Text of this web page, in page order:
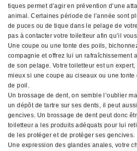
tiques permet d’agir en prévention d’une
animal. Certaines période de l’année sont
de puces ou de tique dans le pelage de
pas à contacter votre toiletteur afin qu’il
Une coupe ou une tonte des poils,
compagnie et offrez lui un rafraîchissement
de son pelage. Votre toiletteur est un
mieux si une coupe au ciseaux ou une tonte
de poil.
Un brossage de dent, on semble l’oublier
un dépôt de tartre sur ses dents, il peut
gencives. Un brossage de dent peut donc
toiletteur a les produits adéquats pour lui
de les protéger et de protéger ses gencives.
Une expression des glandes anales, votre